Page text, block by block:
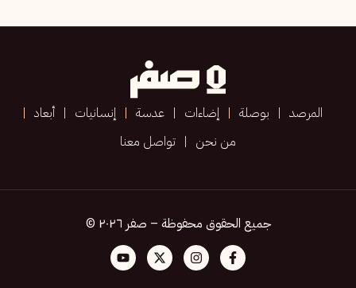
المرصد بوصلة إضاءات عدسة إنسانيات
أبعاد
من نحن
تواصل معنا
جميع الحقوق محفوظة – صفر ٢٠٢٦ ©